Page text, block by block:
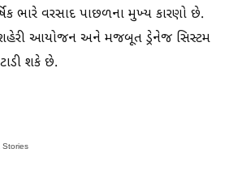
ભારે વરસાદ પાછળના મુખ્ય કારણો છે.
આયોજન અને મજબૂત ડ્રેનેજ સિસ્ટમ
શકે છે.
Stories